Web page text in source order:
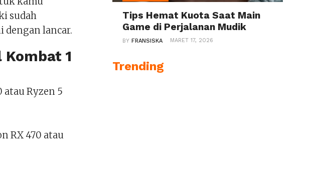
sudah
dengan lancar.
1
atau Ryzen 5
RX 470 atau
Tips Hemat Kuota Saat Main
Game di Perjalanan Mudik
BYFRANSISKA MARET 17, 2026
Trending